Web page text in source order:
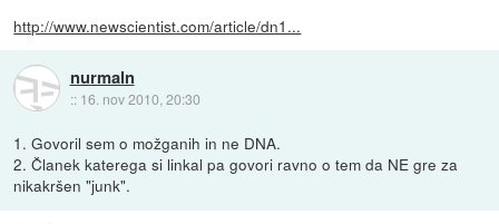
http://www.newscientist.com/article/dn1...
nurmaln
:: 16. nov 2010, 20:30
1. Govoril sem o možganih in ne DNA.
2. Članek katerega si linkal pa govori ravno o tem da NE gre za
nikakršen "junk".